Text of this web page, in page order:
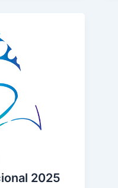
2025